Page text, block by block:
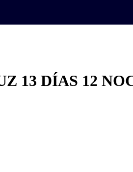
13 DÍAS 12